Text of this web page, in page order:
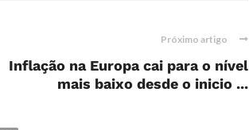
Próximo artigo
Inflação na Europa cai para o nível
mais baixo desde o inicio ...